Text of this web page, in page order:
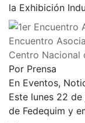
la Exhibición
Encuentro
Centro Nacional
Por Prensa
En Eventos,
Este lunes 22
de Fedequim y